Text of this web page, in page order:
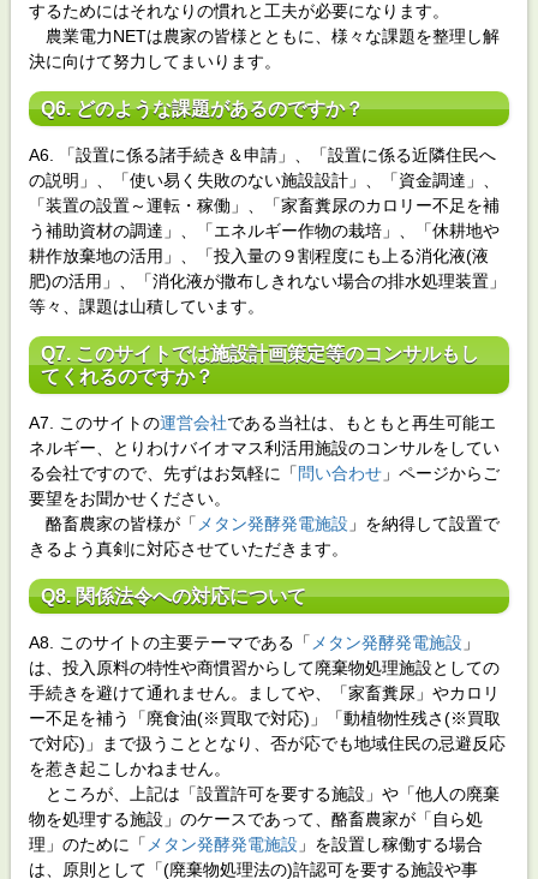
するためにはそれなりの慣れと工夫が必要になります。
農業電力NETは農家の皆様とともに、様々な課題を整理し解
決に向けて努力してまいります。
Q6. どのような課題があるのですか？
A6. 「設置に係る諸手続き＆申請」、「設置に係る近隣住民へ
の説明」、「使い易く失敗のない施設設計」、「資金調達」、
「装置の設置～運転・稼働」、「家畜糞尿のカロリー不足を補
う補助資材の調達」、「エネルギー作物の栽培」、「休耕地や
耕作放棄地の活用」、「投入量の９割程度にも上る消化液(液
肥)の活用」、「消化液が撒布しきれない場合の排水処理装置」
等々、課題は山積しています。
Q7. このサイトでは施設計画策定等のコンサルもし
てくれるのですか？
A7. このサイトの運営会社である当社は、もともと再生可能エ
ネルギー、とりわけバイオマス利活用施設のコンサルをしてい
る会社ですので、先ずはお気軽に「 問い合わせ」ページからご
要望をお聞かせください。
酪畜農家の皆様が「 メタン発酵発電施設 」を納得して設置で
きるよう真剣に対応させていただきます。
Q8. 関係法令への対応について
A8. このサイトの主要テーマである「 メタン発酵発電施設 」
は、投入原料の特性や商慣習からして廃棄物処理施設としての
手続きを避けて通れません。ましてや、「家畜糞尿」やカロリ
ー不足を補う「廃食油(※買取で対応)」「動植物性残さ(※買取
で対応)」まで扱うこととなり、否が応でも地域住民の忌避反応
を惹き起こしかねません。
ところが、上記は「設置許可を要する施設」や「他人の廃棄
物を処理する施設」のケースであって、酪畜農家が「自ら処
理」のために「 メタン発酵発電施設 」を設置し稼働する場合
は、原則として「(廃棄物処理法の)許認可を要する施設や事